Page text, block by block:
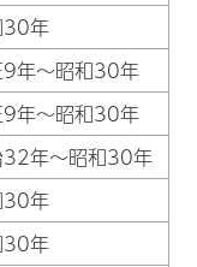
30年
年～昭和30年
年～昭和30年
32年～昭和30年
30年
30年